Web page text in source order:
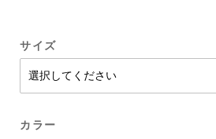
サイズ
カラー